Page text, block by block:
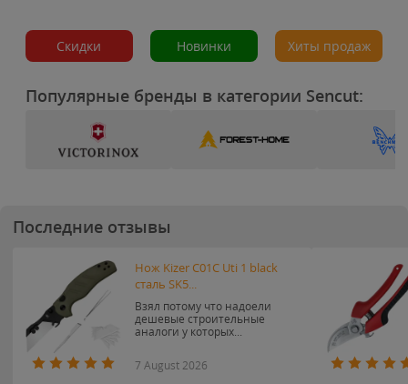
Скидки Новинки Хиты продаж
Популярные бренды в категории Sencut:
Последние отзывы
Нож Kizer C01C Uti 1 black
сталь SK5...
Взял потому что надоели
дешевые строительные
аналоги у которых...
7 August 2026